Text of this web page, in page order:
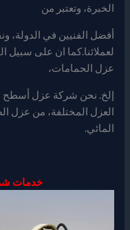
الخبرة، وتعتبر من
أفضل الفنيين في
لعملائنا.كما ان على سبيل
عزل الحمامات،
إلخ. نحن شركة عزل أسطح
العزل المختلفة، من عزل
المائي.
خدمات